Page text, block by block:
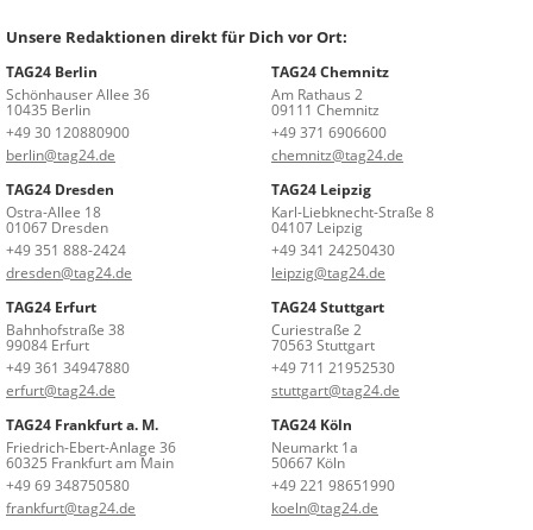
Unsere Redaktionen direkt für Dich vor Ort:
TAG24 Berlin
Schönhauser Allee 36
10435 Berlin
+49 30 120880900
berlin@tag24.de
TAG24 Chemnitz
Am Rathaus 2
09111 Chemnitz
+49 371 6906600
chemnitz@tag24.de
TAG24 Dresden
Ostra-Allee 18
01067 Dresden
+49 351 888-2424
dresden@tag24.de
TAG24 Leipzig
Karl-Liebknecht-Straße 8
04107 Leipzig
+49 341 24250430
leipzig@tag24.de
TAG24 Erfurt
Bahnhofstraße 38
99084 Erfurt
+49 361 34947880
erfurt@tag24.de
TAG24 Stuttgart
Curiestraße 2
70563 Stuttgart
+49 711 21952530
stuttgart@tag24.de
TAG24 Frankfurt a. M.
Friedrich-Ebert-Anlage 36
60325 Frankfurt am Main
+49 69 348750580
frankfurt@tag24.de
TAG24 Köln
Neumarkt 1a
50667 Köln
+49 221 98651990
koeln@tag24.de